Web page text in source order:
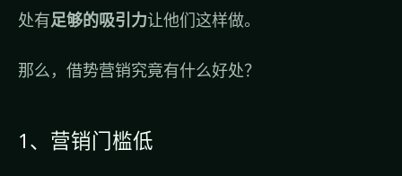
处有足够的吸引力让他们这样做。
那么，借势营销究竟有什么好处？
1、营销门槛低